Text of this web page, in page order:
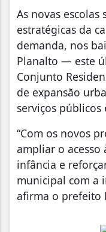
As novas
estratégicas da
demanda, nos
Planalto — este
Conjunto
de expansão
serviços públicos
“Com os novos
ampliar o acesso
infância e
municipal com a
afirma o prefeito